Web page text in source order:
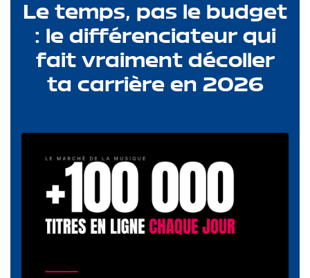
Le temps, pas le budget
: le différenciateur qui
fait vraiment décoller
ta carrière en 2026